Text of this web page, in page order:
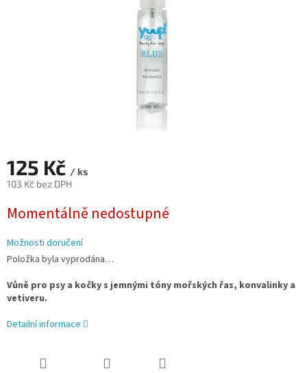
125 Kč / ks
103 Kč bez DPH
cena:
Momentálně nedostupné
Možnosti doručení
Položka byla vyprodána…
Vůně pro psy a kočky s jemnými tóny mořských řas, konvalinky a
vetiveru.
Detailní informace